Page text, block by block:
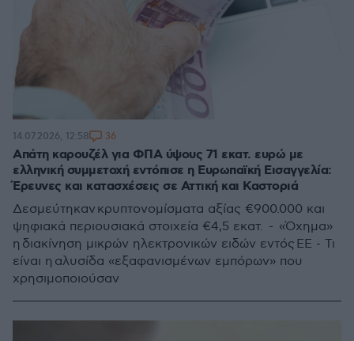
Απάτη καρουζέλ για ΦΠΑ ύψους 71 εκατ. ευρώ με
ελληνική συμμετοχή εντόπισε η Ευρωπαϊκή Εισαγγελία:
Έρευνες και κατασχέσεις σε Αττική και Καστοριά
Δεσμεύτηκαν κρυπτονομίσματα αξίας €900.000 και
ψηφιακά περιουσιακά στοιχεία €4,5 εκατ. - «Όχημα»
η διακίνηση μικρών ηλεκτρονικών ειδών εντός ΕΕ - Τι
είναι η αλυσίδα «εξαφανισμένων εμπόρων» που
χρησιμοποιούσαν
14.07.2026, 12:58 36